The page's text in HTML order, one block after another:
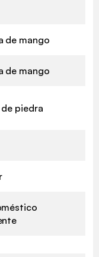
de mango
de mango
piedra